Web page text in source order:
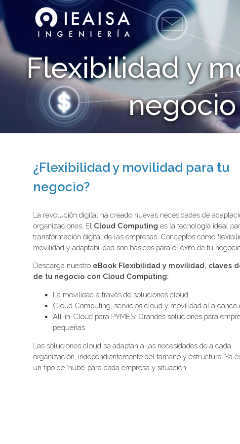
Flexibilidad y
¿Flexibilidad y movilidad para tu
negocio?
La revolución digital ha creado nuevas necesidades de
organizaciones. El Cloud Computing es la tecnología ideal
transformación digital de las empresas. Conceptos como
movilidad y adaptabilidad son básicos para el éxito de tu
Descarga nuestro eBook Flexibilidad y movilidad, claves
de tu negocio con Cloud Computing:
La movilidad a través de soluciones cloud
Cloud Computing, servicios cloud y movilidad al alcance
All-in-Cloud para PYMES: Grandes soluciones para
pequeñas
Las soluciones cloud se adaptan a las necesidades de a cada
organización, independientemente del tamaño y estructura. Ya
un tipo de ‘nube’ para cada empresa y situación.